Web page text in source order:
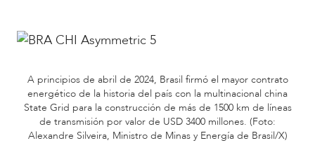
A principios de abril de 2024, Brasil firmó el mayor contrato
energético de la historia del país con la multinacional china
State Grid para la construcción de más de 1500 km de líneas
de transmisión por valor de USD 3400 millones. (Foto:
Alexandre Silveira, Ministro de Minas y Energía de Brasil/X)